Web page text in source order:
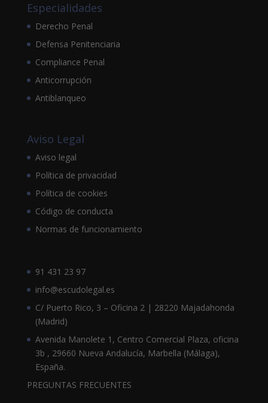
Especialidades
Derecho Penal
Defensa Penitenciaria
Compliance Penal
Anticorrupción
Antiblanqueo
Aviso Legal
Aviso legal
Política de privacidad
Política de cookies
Código de conducta
Normas de funcionamiento
91 431 23 97
info@escudolegal.es
C/ Puerto Rico, 3 – Oficina 2 | 28220 Majadahonda
(Madrid)
Avenida Manolete 1, Centro Comercial Plaza, oficina
3b , 29660 Nueva Andalucía, Marbella (Málaga),
España.
PREGUNTAS FRECUENTES